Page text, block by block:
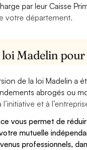
par leur Caisse
votre département.
Madelin
de la loi Madelin a
abrogés ou
et à
vous permet de
mutuelle
professionnels,